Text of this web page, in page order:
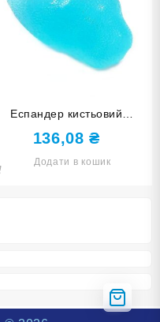
Еспандер кистьовий
КАМІНЧИК блакитний DQ-
82100-Green
136,08₴
Додати в кошик